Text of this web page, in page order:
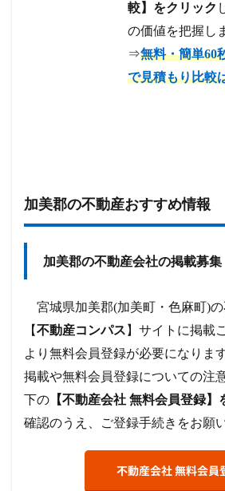
較】をクリック
の価値を把握し
⇒無料・簡単60
で見積もり比較
加美郡の不動産おすすめ情報
加美郡の不動産会社の掲載募集
宮城県加美郡(加美町・色麻町)の
【不動産コンパス 】サイトに掲載
より無料会員登録が必要になります
掲載や無料会員登録についての注
下の 【不動産会社 無料会員登録】
確認のうえ、ご登録手続きをお願
不動産会社 無料会員